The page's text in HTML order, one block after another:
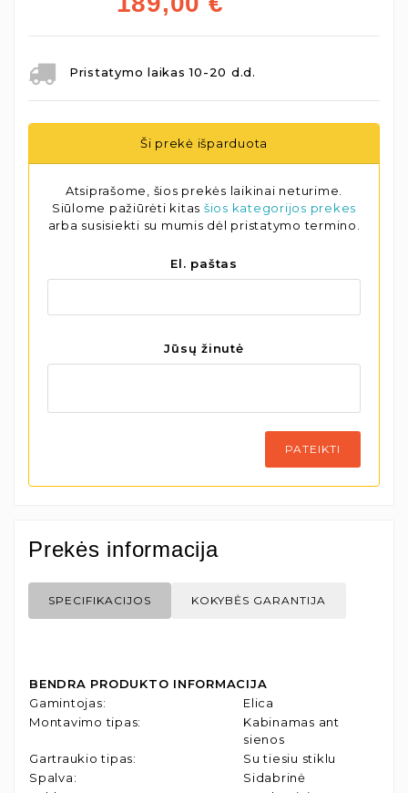
Pristatymo laikas 10-20 d.d.
Ši prekė išparduota
Atsiprašome, šios prekės laikinai neturime.
Siūlome pažiūrėti kitas šios kategorijos prekes
arba susisiekti su mumis dėl pristatymo termino.
El. paštas
Jūsų žinutė
PATEIKTI
Prekės informacija
SPECIFIKACIJOS KOKYBĖS GARANTIJA
BENDRA PRODUKTO INFORMACIJA
Gamintojas:
Elica
Montavimo tipas:
Kabinamas ant
sienos
Gartraukio tipas:
Su tiesiu stiklu
Spalva:
Sidabrinė